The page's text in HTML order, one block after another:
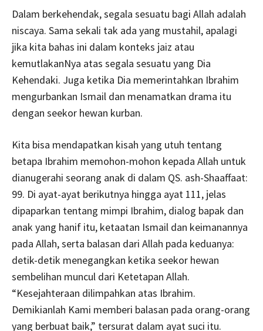
Dalam berkehendak, segala sesuatu bagi Allah adalah
niscaya. Sama sekali tak ada yang mustahil, apalagi
jika kita bahas ini dalam konteks jaiz atau
kemutlakanNya atas segala sesuatu yang Dia
Kehendaki. Juga ketika Dia memerintahkan Ibrahim
mengurbankan Ismail dan menamatkan drama itu
dengan seekor hewan kurban.
Kita bisa mendapatkan kisah yang utuh tentang
betapa Ibrahim memohon-mohon kepada Allah untuk
dianugerahi seorang anak di dalam QS. ash-Shaaffaat:
99. Di ayat-ayat berikutnya hingga ayat 111, jelas
dipaparkan tentang mimpi Ibrahim, dialog bapak dan
anak yang hanif itu, ketaatan Ismail dan keimanannya
pada Allah, serta balasan dari Allah pada keduanya:
detik-detik menegangkan ketika seekor hewan
sembelihan muncul dari Ketetapan Allah.
“Kesejahteraan dilimpahkan atas Ibrahim.
Demikianlah Kami memberi balasan pada orang-orang
yang berbuat baik,” tersurat dalam ayat suci itu.